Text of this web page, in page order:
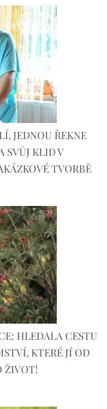
JEDNOU ŘEKNE
SVŮJ KLID V
TVORBĚ
HLEDALA CESTU
KTERÉ JÍ OD
ŽIVOT!